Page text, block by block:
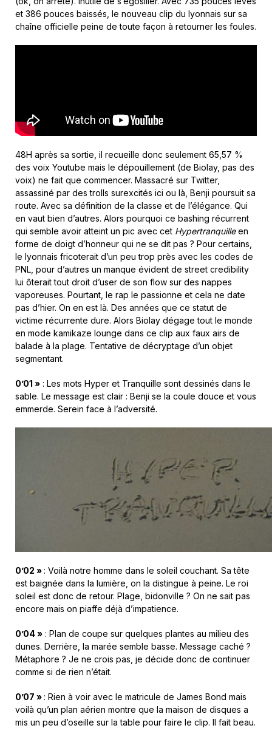
et 386 pouces baissés, le nouveau clip du lyonnais sur sa
chaîne officielle peine de toute façon à retourner les foules.
48H après sa sortie, il recueille donc seulement 65,57 %
des voix Youtube mais le dépouillement (de Biolay, pas des
voix) ne fait que commencer. Massacré sur Twitter,
assassiné par des trolls surexcités ici ou là, Benji poursuit sa
route. Avec sa définition de la classe et de l’élégance. Qui
en vaut bien d’autres. Alors pourquoi ce bashing récurrent
qui semble avoir atteint un pic avec cet Hypertranquilleen
forme de doigt d’honneur qui ne se dit pas ? Pour certains,
le lyonnais fricoterait d’un peu trop près avec les codes de
PNL, pour d’autres un manque évident de street credibility
lui ôterait tout droit d’user de son flow sur des nappes
vaporeuses. Pourtant, le rap le passionne et cela ne date
pas d’hier. On en est là. Des années que ce statut de
victime récurrente dure. Alors Biolay dégage tout le monde
en mode kamikaze lounge dans ce clip aux faux airs de
balade à la plage. Tentative de décryptage d’un objet
segmentant.
0’01 » : Les mots Hyper et Tranquille sont dessinés dans le
sable. Le message est clair : Benji se la coule douce et vous
emmerde. Serein face à l’adversité.
0’02 »: Voilà notre homme dans le soleil couchant. Sa tête
est baignée dans la lumière, on la distingue à peine. Le roi
soleil est donc de retour. Plage, bidonville ? On ne sait pas
encore mais on piaffe déjà d’impatience.
0’04 » : Plan de coupe sur quelques plantes au milieu des
dunes. Derrière, la marée semble basse. Message caché ?
Métaphore ? Je ne crois pas, je décide donc de continuer
comme si de rien n’était.
0’07 »: Rien à voir avec le matricule de James Bond mais
voilà qu’un plan aérien montre que la maison de disques a
mis un peu d’oseille sur la table pour faire le clip. Il fait beau.